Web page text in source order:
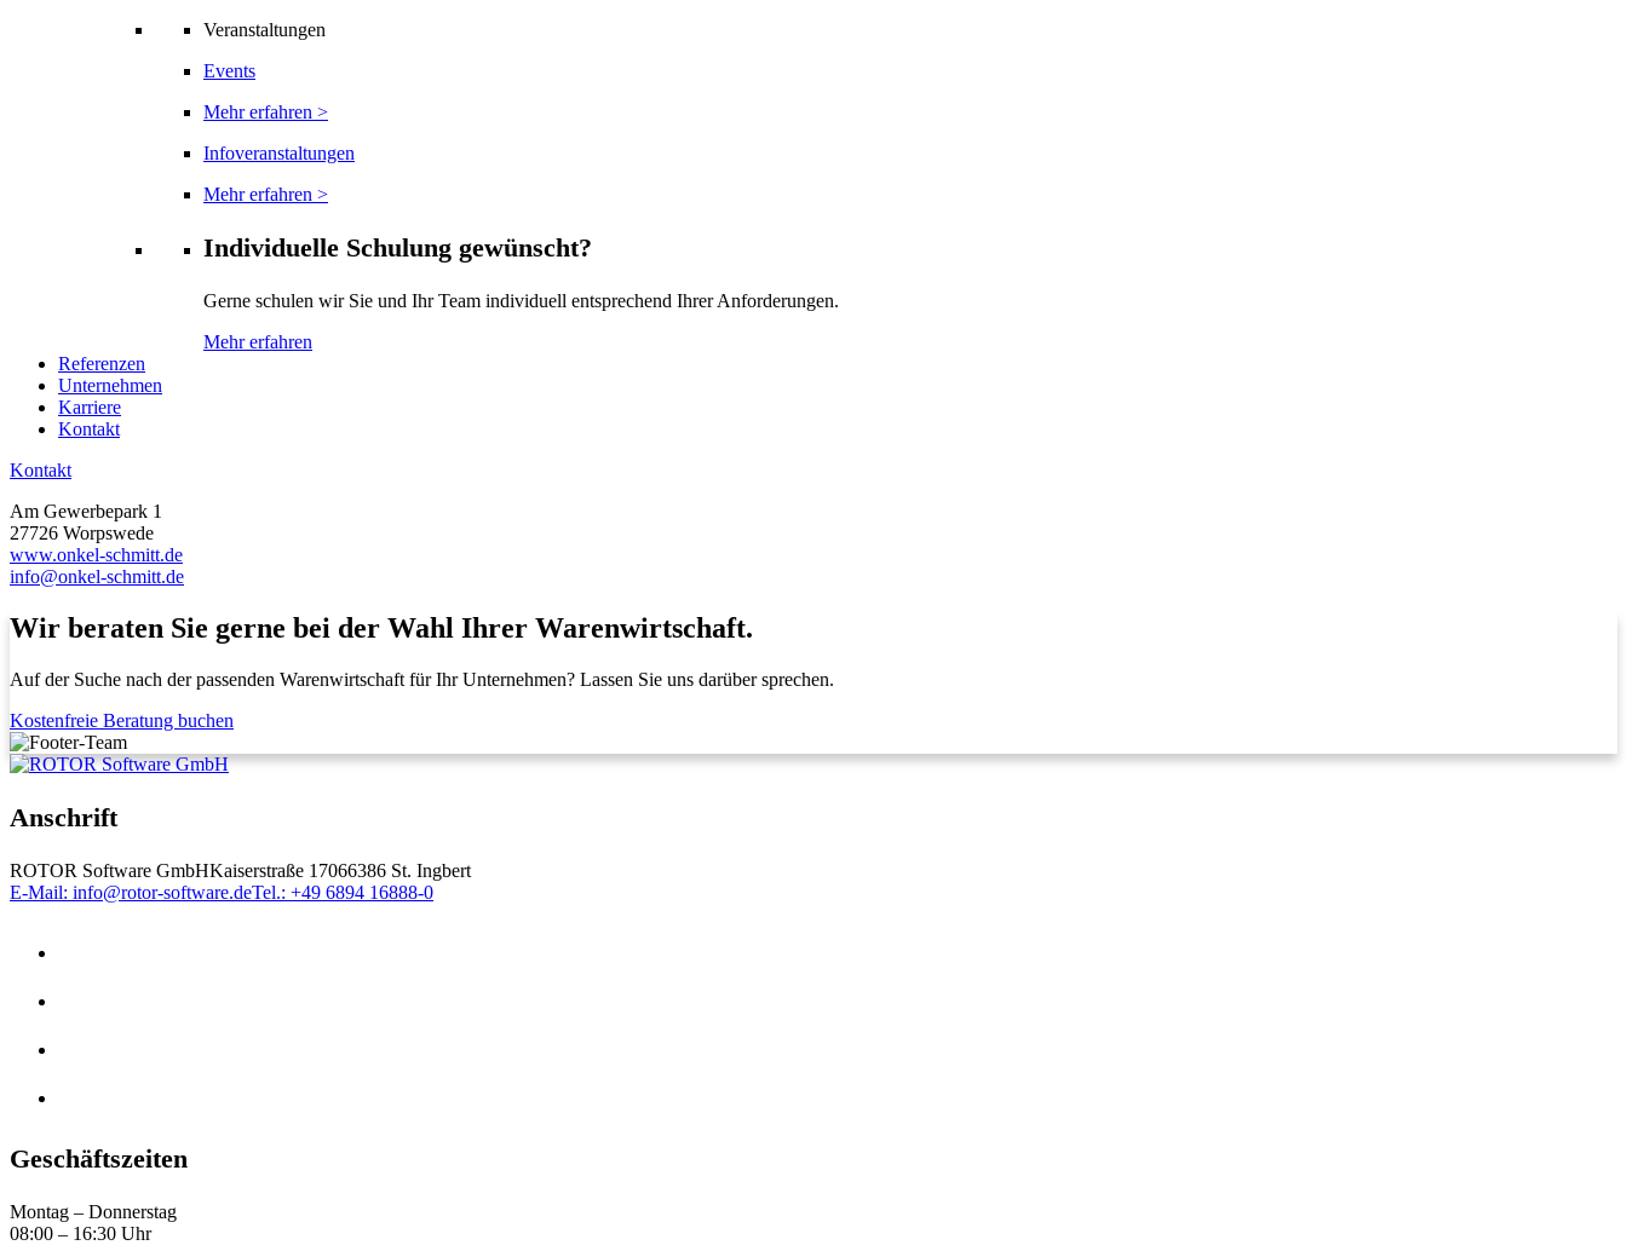
Veranstaltungen
Events
Mehr erfahren >
Infoveranstaltungen
Mehr erfahren >
Individuelle Schulung gewünscht?
Gerne schulen wir Sie und Ihr Team individuell entsprechend Ihrer Anforderungen.
Mehr erfahren
Referenzen
Unternehmen
Karriere
Kontakt
Kontakt
Am Gewerbepark 1
27726 Worpswede
www.onkel-schmitt.de
info@onkel-schmitt.de
Wir beraten Sie gerne bei der Wahl Ihrer Warenwirtschaft.
Auf der Suche nach der passenden Warenwirtschaft für Ihr Unternehmen? Lassen Sie uns darüber sprechen.
Kostenfreie Beratung buchen
Anschrift
ROTOR Software GmbHKaiserstraße 17066386 St. Ingbert
E-Mail: info@rotor-software.deTel.: +49 6894 16888-0
Geschäftszeiten
Montag – Donnerstag
08:00 – 16:30 Uhr